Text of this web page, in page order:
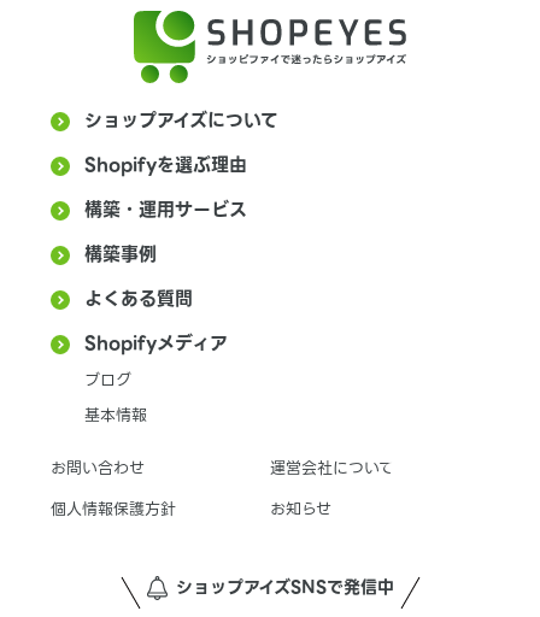
ショップアイズについて
Shopifyを選ぶ理由
構築・運用サービス
構築事例
よくある質問
Shopifyメディア
ブログ
基本情報
お問い合わせ
運営会社について
個人情報保護方針
お知らせ
ショップアイズSNSで発信中